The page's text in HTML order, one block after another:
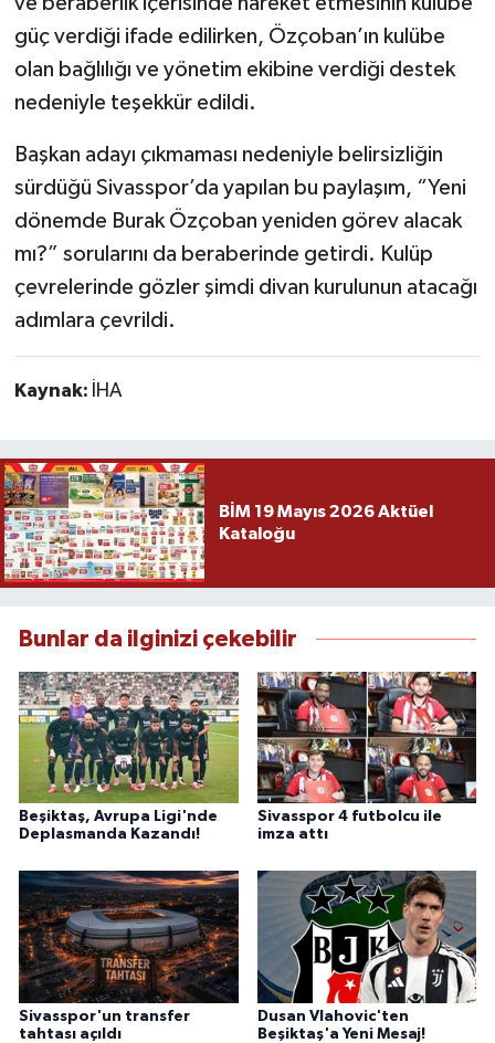
güç verdiği ifade edilirken, Özçoban’ın kulübe
olan bağlılığı ve yönetim ekibine verdiği destek
nedeniyle teşekkür edildi.
Başkan adayı çıkmaması nedeniyle belirsizliğin
sürdüğü Sivasspor’da yapılan bu paylaşım, “Yeni
dönemde Burak Özçoban yeniden görev alacak
mı?” sorularını da beraberinde getirdi. Kulüp
çevrelerinde gözler şimdi divan kurulunun atacağı
adımlara çevrildi.
Kaynak: İHA
BİM 19 Mayıs 2026 Aktüel
Kataloğu
Bunlar da ilginizi çekebilir
Beşiktaş, Avrupa Ligi'nde
Deplasmanda Kazandı!
Sivasspor 4 futbolcu ile
imza attı
Sivasspor'un transfer
tahtası açıldı
Dusan Vlahovic'ten
Beşiktaş'a Yeni Mesaj!